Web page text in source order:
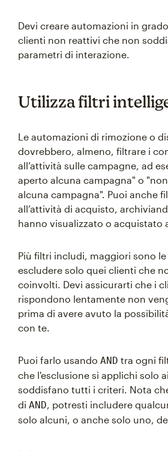
Devi creare automazioni in
clienti non reattivi che non
parametri di interazione.
Utilizza filtri
Le automazioni di rimozione o
dovrebbero, almeno, filtrare i
all’attività sulle campagne, ad
aperto alcuna campagna" o
alcuna campagna". Puoi anche
all’attività di acquisto,
hanno visualizzato o acquistato
Più filtri includi, maggiori sono
escludere solo quei clienti che
coinvolti. Devi assicurarti che i
rispondono lentamente non
prima di avere avuto la
con te.
Puoi farlo usando AND tra ogni
che l'esclusione si applichi solo
soddisfano tutti i criteri. Nota
di AND, potresti includere
solo alcuni, o anche solo uno,